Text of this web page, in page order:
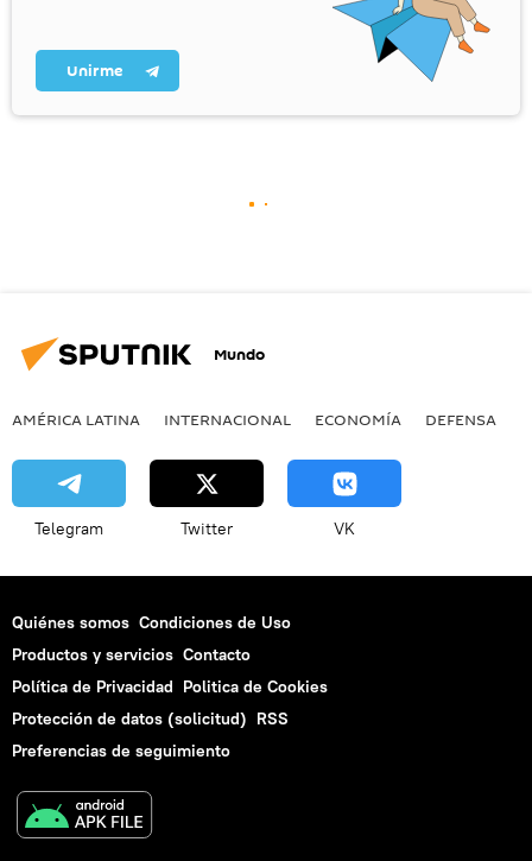
Unirme
Mundo
AMÉRICA LATINA INTERNACIONAL ECONOMÍA DEFENSA
Telegram Twitter VK
Quiénes somos Condiciones de Uso
Productos y servicios Contacto
Política de Privacidad Politica de Cookies
Protección de datos (solicitud) RSS
Preferencias de seguimiento